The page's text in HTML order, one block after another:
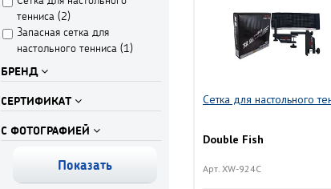
тенниса (2)
Запасная сетка для
настольного тенниса (1)
БРЕНД
СЕРТИФИКАТ
С ФОТОГРАФИЕЙ
Сетка для настольного
Double Fish
Арт. XW-924C